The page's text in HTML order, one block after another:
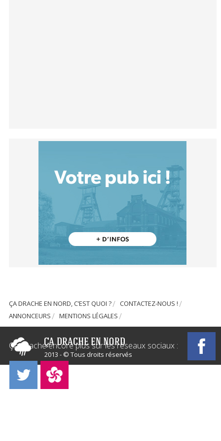
ÇA DRACHE EN NORD, C’EST QUOI ?
CONTACTEZ-NOUS !
ANNONCEURS
MENTIONS LÉGALES
2013 - © Tous droits réservés
Ça Drache encore plus sur les réseaux sociaux :